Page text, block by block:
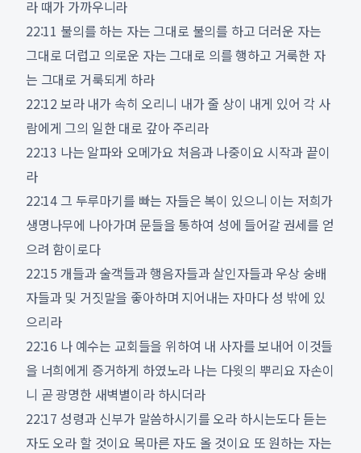
라 때가 가까우니라
22:11 불의를 하는 자는 그대로 불의를 하고 더러운 자는
그대로 더럽고 의로운 자는 그대로 의를 행하고 거룩한 자
는 그대로 거룩되게 하라
22:12 보라 내가 속히 오리니 내가 줄 상이 내게 있어 각 사
람에게 그의 일한 대로 갚아 주리라
22:13 나는 알파와 오메가요 처음과 나중이요 시작과 끝이
라
22:14 그 두루마기를 빠는 자들은 복이 있으니 이는 저희가
생명나무에 나아가며 문들을 통하여 성에 들어갈 권세를 얻
으려 함이로다
22:15 개들과 술객들과 행음자들과 살인자들과 우상 숭배
자들과 및 거짓말을 좋아하며 지어내는 자마다 성 밖에 있
으리라
22:16 나 예수는 교회들을 위하여 내 사자를 보내어 이것들
을 너희에게 증거하게 하였노라 나는 다윗의 뿌리요 자손이
니 곧 광명한 새벽별이라 하시더라
22:17 성령과 신부가 말씀하시기를 오라 하시는도다 듣는
자도 오라 할 것이요 목마른 자도 올 것이요 또 원하는 자는